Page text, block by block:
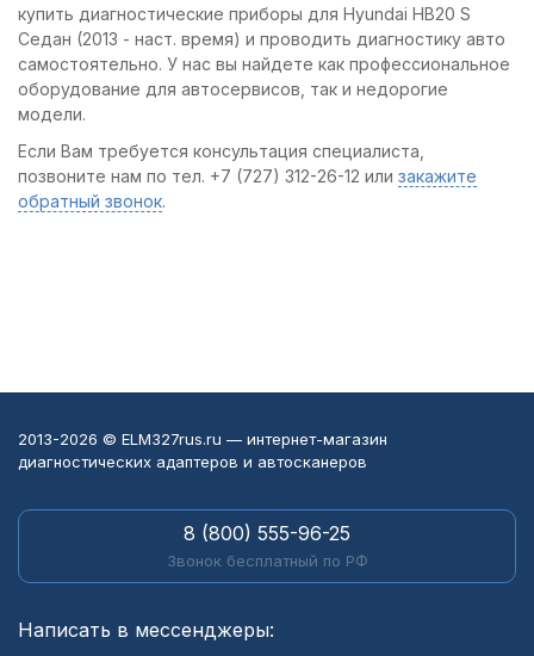
купить диагностические приборы для Hyundai HB20 S
Седан (2013 - наст. время) и проводить диагностику авто
самостоятельно. У нас вы найдете как профессиональное
оборудование для автосервисов, так и недорогие
модели.
Если Вам требуется консультация специалиста,
позвоните нам по тел. +7 (727) 312-26-12 или закажите
обратный звонок.
2013-2026 © ELM327rus.ru — интернет-магазин
диагностических адаптеров и автосканеров
8 (800) 555-96-25
Звонок бесплатный по РФ
Написать в мессенджеры: